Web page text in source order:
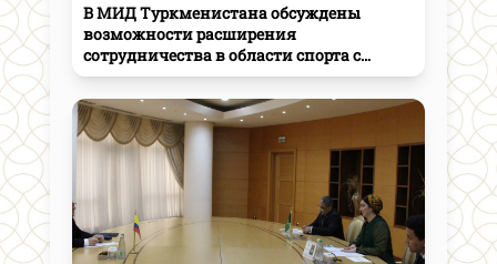
В МИД Туркменистана обсуждены
возможности расширения
сотрудничества в области спорта с
Княжеством Монако